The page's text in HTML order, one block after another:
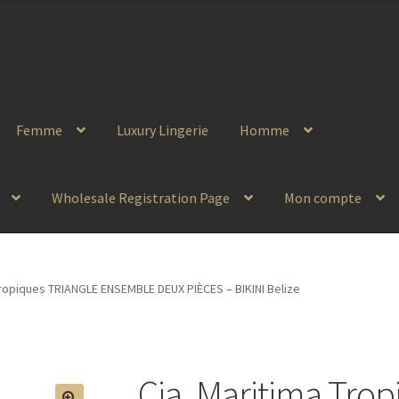
Femme Luxury Lingerie Homme
Wholesale Registration Page Mon compte
TRIANGLE ENSEMBLE DEUX PIÈCES – BIKINI Belize